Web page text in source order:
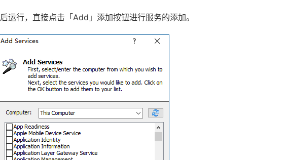
后运行，直接点击「Add」添加按钮进行服务的添加。